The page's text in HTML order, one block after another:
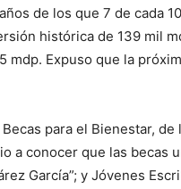
de los que 7 de cada
histórica de 139 mil
mdp. Expuso que la
para el Bienestar,
a conocer que las becas
García”; y Jóvenes